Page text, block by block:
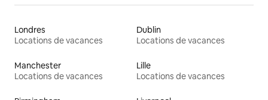
Londres
Locations de vacances
Dublin
Locations de vacances
Manchester
Locations de vacances
Lille
Locations de vacances